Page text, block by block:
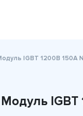
IGBT 1200В 150А